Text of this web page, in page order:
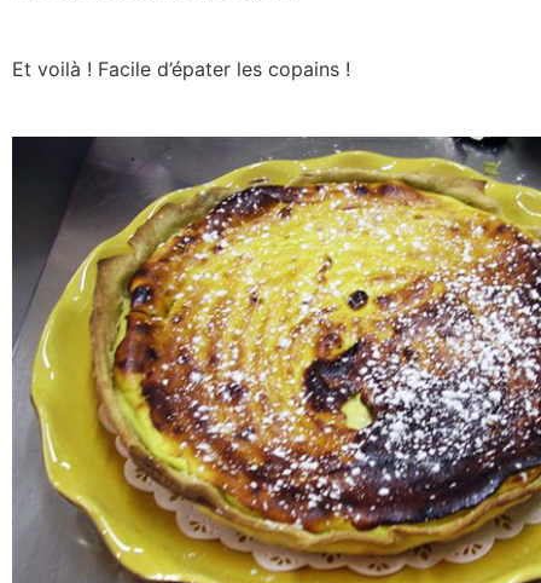
Et voilà ! Facile d’épater les copains !